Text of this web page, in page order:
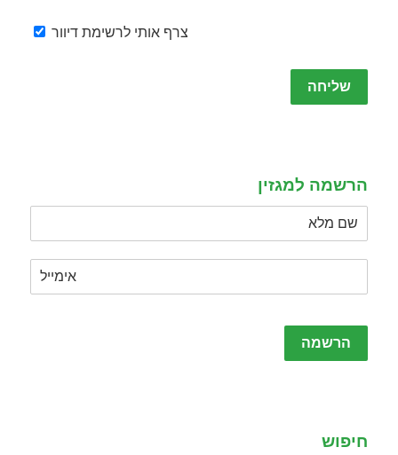
צרף אותי לרשימת דיוור
Please
leave
הרשמה למגזין
Please
leave
חיפוש